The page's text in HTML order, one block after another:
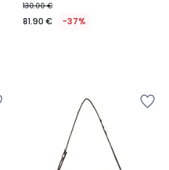
130.00 €
81.90 € -37%